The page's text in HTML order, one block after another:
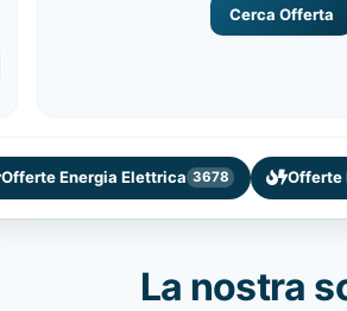
Cerca Offerta
Offerte Energia Elettrica 3678 Offerte
La nostra